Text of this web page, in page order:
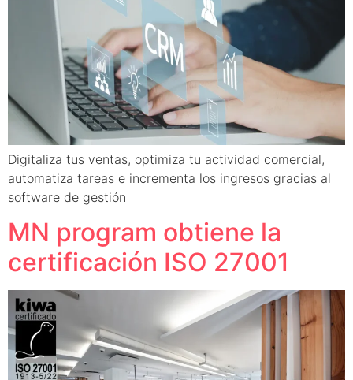
Digitaliza tus ventas, optimiza tu actividad comercial,
automatiza tareas e incrementa los ingresos gracias al
software de gestión
MN program obtiene la
certificación ISO 27001